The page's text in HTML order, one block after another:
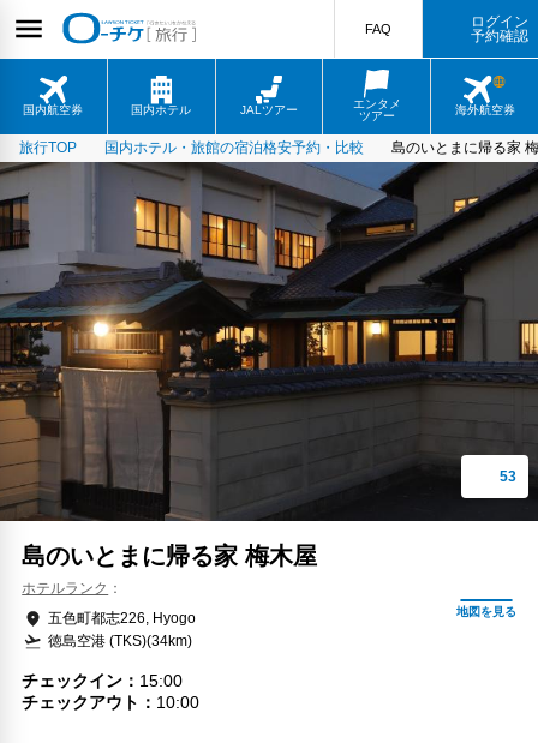
国内航空券 国内ホテル JALツアー
エンタメ
ツアー
海外航空券
FAQ
ログイン
予約確認
旅行TOP 国内ホテル・旅館の宿泊格安予約・比較 島のいとまに帰る家
島のいとまに帰る家 梅木屋
ホテルランク
五色町都志226, Hyogo
徳島空港 (TKS)(34km)
チェックイン
15:00
チェックアウト
10:00